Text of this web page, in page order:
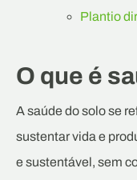
Plantio
O que é
A saúde do solo se
sustentar vida e
e sustentável, sem